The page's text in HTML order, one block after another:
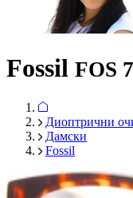
Fossil FOS
Диоптрични
Дамски
Fossil